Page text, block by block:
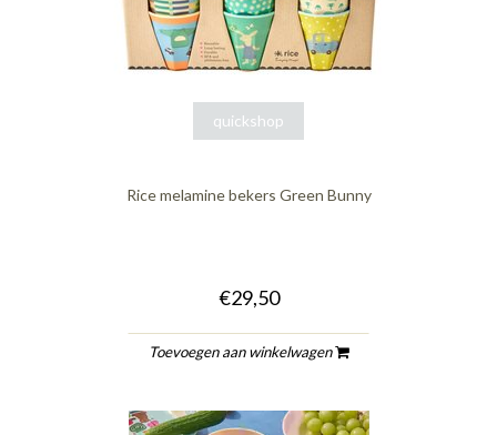
quickshop
Rice melamine bekers Green Bunny
€29,50
Toevoegen aan winkelwagen